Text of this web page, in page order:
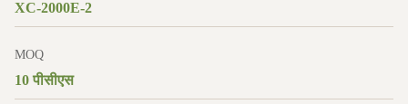
XC-2000E-2
MOQ
10 पीसीएस